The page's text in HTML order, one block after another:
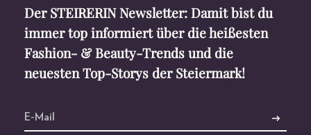
Der STEIRERIN Newsletter: Damit bist du
immer top informiert über die heißesten
Fashion- & Beauty-Trends und die
neuesten Top-Storys der Steiermark!